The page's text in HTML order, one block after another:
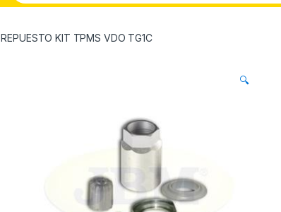
REPUESTO KIT TPMS VDO TG1C
🔍